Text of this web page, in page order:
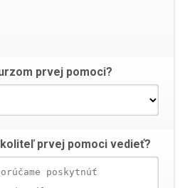
prvej pomoci?
prvej pomoci vedieť?